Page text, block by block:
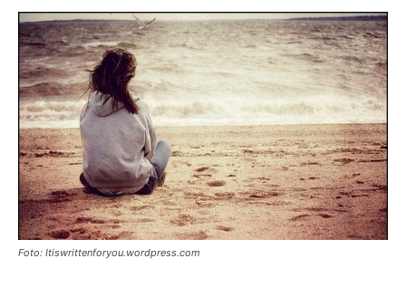
Foto: Itiswrittenforyou.wordpress.com